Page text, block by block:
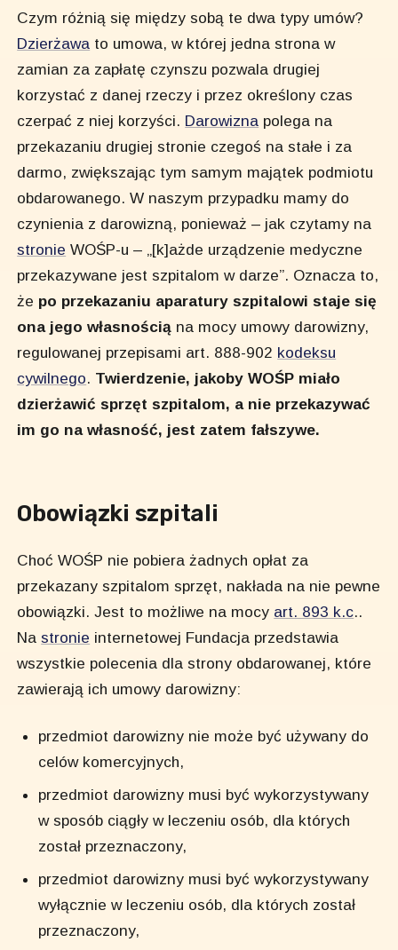
Czym różnią się między sobą te dwa typy umów?
Dzierżawa to umowa, w której jedna strona w
zamian za zapłatę czynszu pozwala drugiej
korzystać z danej rzeczy i przez określony czas
czerpać z niej korzyści. Darowizna polega na
przekazaniu drugiej stronie czegoś na stałe i za
darmo, zwiększając tym samym majątek podmiotu
obdarowanego. W naszym przypadku mamy do
czynienia z darowizną, ponieważ – jak czytamy na
stronie WOŚP-u – „[k]ażde urządzenie medyczne
przekazywane jest szpitalom w darze”. Oznacza to,
że po przekazaniu aparatury szpitalowi staje się
ona jego własnością na mocy umowy darowizny,
regulowanej przepisami art. 888-902 kodeksu
cywilnego. Twierdzenie, jakoby WOŚP miało
dzierżawić sprzęt szpitalom, a nie przekazywać
im go na własność, jest zatem fałszywe.
Obowiązki szpitali
Choć WOŚP nie pobiera żadnych opłat za
przekazany szpitalom sprzęt, nakłada na nie pewne
obowiązki. Jest to możliwe na mocy art. 893 k.c..
Na stronie internetowej Fundacja przedstawia
wszystkie polecenia dla strony obdarowanej, które
zawierają ich umowy darowizny:
przedmiot darowizny nie może być używany do
celów komercyjnych,
przedmiot darowizny musi być wykorzystywany
w sposób ciągły w leczeniu osób, dla których
został przeznaczony,
przedmiot darowizny musi być wykorzystywany
wyłącznie w leczeniu osób, dla których został
przeznaczony,